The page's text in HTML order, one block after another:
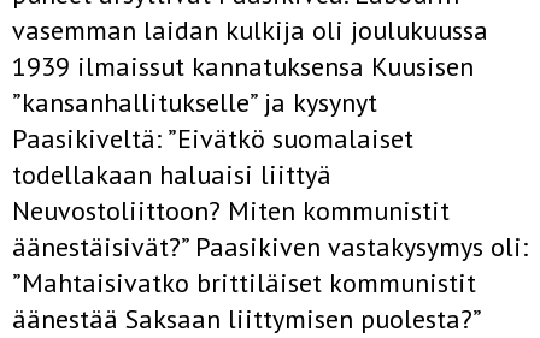
vasemman laidan kulkija oli joulukuussa
1939 ilmaissut kannatuksensa Kuusisen
”kansanhallitukselle” ja kysynyt
Paasikiveltä: ”Eivätkö suomalaiset
todellakaan haluaisi liittyä
Neuvostoliittoon? Miten kommunistit
äänestäisivät?” Paasikiven vastakysymys oli:
”Mahtaisivatko brittiläiset kommunistit
äänestää Saksaan liittymisen puolesta?”